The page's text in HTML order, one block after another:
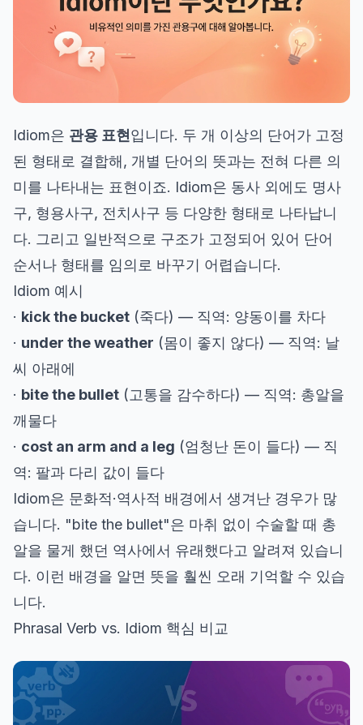
Idiom은 관용 표현입니다. 두 개 이상의 단어가 고정
된 형태로 결합해, 개별 단어의 뜻과는 전혀 다른 의
미를 나타내는 표현이죠. Idiom은 동사 외에도 명사
구, 형용사구, 전치사구 등 다양한 형태로 나타납니
다. 그리고 일반적으로 구조가 고정되어 있어 단어
순서나 형태를 임의로 바꾸기 어렵습니다.
Idiom 예시
· kick the bucket (죽다) — 직역: 양동이를 차다
· under the weather (몸이 좋지 않다) — 직역: 날
씨 아래에
· bite the bullet (고통을 감수하다) — 직역: 총알을
깨물다
· cost an arm and a leg (엄청난 돈이 들다) — 직
역: 팔과 다리 값이 들다
Idiom은 문화적·역사적 배경에서 생겨난 경우가 많
습니다. "bite the bullet"은 마취 없이 수술할 때 총
알을 물게 했던 역사에서 유래했다고 알려져 있습니
다. 이런 배경을 알면 뜻을 훨씬 오래 기억할 수 있습
니다.
Phrasal Verb vs. Idiom 핵심 비교